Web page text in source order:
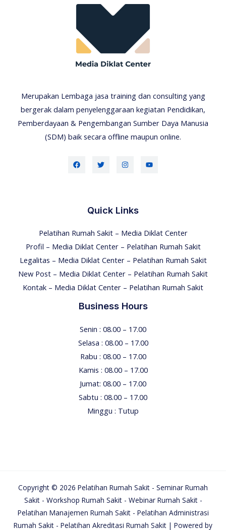
Merupakan Lembaga jasa training dan consulting yang
bergerak dalam penyelenggaraan kegiatan Pendidikan,
Pemberdayaan & Pengembangan Sumber Daya Manusia
(SDM) baik secara offline maupun online.
Quick Links
Pelatihan Rumah Sakit – Media Diklat Center
Profil – Media Diklat Center – Pelatihan Rumah Sakit
Legalitas – Media Diklat Center – Pelatihan Rumah Sakit
New Post – Media Diklat Center – Pelatihan Rumah Sakit
Kontak – Media Diklat Center – Pelatihan Rumah Sakit
Business Hours
Senin : 08.00 – 17.00
Selasa : 08.00 – 17.00
Rabu : 08.00 – 17.00
Kamis : 08.00 – 17.00
Jumat: 08.00 – 17.00
Sabtu : 08.00 – 17.00
Minggu : Tutup
Copyright © 2026 Pelatihan Rumah Sakit - Seminar Rumah
Sakit - Workshop Rumah Sakit - Webinar Rumah Sakit -
Pelatihan Manajemen Rumah Sakit - Pelatihan Administrasi
Rumah Sakit - Pelatihan Akreditasi Rumah Sakit | Powered by